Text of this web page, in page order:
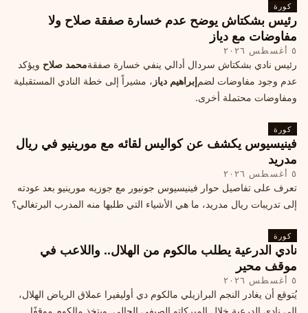
كورة
رئيس بشكتاش يوضح عدم خسارة صفقة صلاح ولا
مفاوضات مع دياز
٥ أغسطس ٢٠٢٦
رئيس نادي بشكتاش سردال أدالي ينفي خسارة صفقةمحمد صلاح ويؤكد
عدم وجود مفاوضات لضمإبراهيم دياز ، مشيراً إلى خطة النادي المستقبلية
ومفاوضات محتملة أخرى.
كورة
فينيسيوس يكشف عن كواليس لقائه مع مورينيو في ريال
مدريد
٥ أغسطس ٢٠٢٦
تعرف على تفاصيل حوار فينيسيوس جونيور مع جوزيه مورينيو بعد عودته
إلى تدريبات ريال مدريد، ما هي الأشياء التي طلبها منه المدرب البرتغالي؟
كورة
نادي الدرعية يطلب مالكوم من الهلال.. واللاعب في
موقف محير
٥ أغسطس ٢٠٢٦
يُتوقع أن يغادر النجم البرازيلي مالكوم دي أوليفيرا عملاق الرياض الهلال،